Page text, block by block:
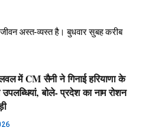
अस्त-व्यस्त है। बुधवार सुबह करीब
में CM सैनी ने गिनाई हरियाणा के
उपलब्धियां, बोले- प्रदेश का नाम रोशन